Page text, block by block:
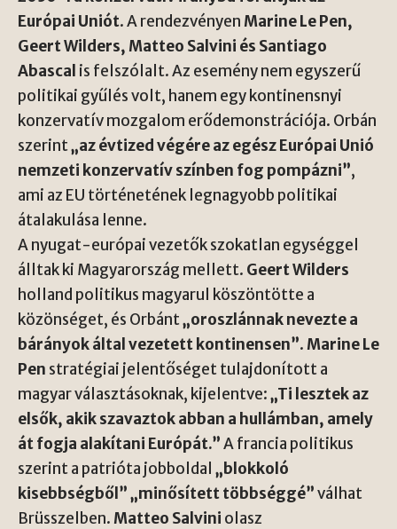
Európai Uniót. A rendezvényenMarine Le Pen,
Geert Wilders, Matteo Salvini és Santiago
Abascal is felszólalt. Az esemény nem egyszerű
politikai gyűlés volt, hanem egy kontinensnyi
konzervatív mozgalom erődemonstrációja. Orbán
szerint„az évtized végére az egész Európai Unió
nemzeti konzervatív színben fog pompázni”,
ami az EU történetének legnagyobb politikai
átalakulása lenne.
A nyugat-európai vezetők szokatlan egységgel
álltak ki Magyarország mellett. Geert Wilders
holland politikus magyarul köszöntötte a
közönséget, és Orbánt„oroszlánnak nevezte a
bárányok által vezetett kontinensen”.Marine Le
Pen stratégiai jelentőséget tulajdonított a
magyar választásoknak, kijelentve:„Ti lesztek az
elsők, akik szavaztok abban a hullámban, amely
át fogja alakítani Európát.”A francia politikus
szerint a patrióta jobboldal „blokkoló
kisebbségből” „minősített többséggé”válhat
Brüsszelben.Matteo Salvini olasz